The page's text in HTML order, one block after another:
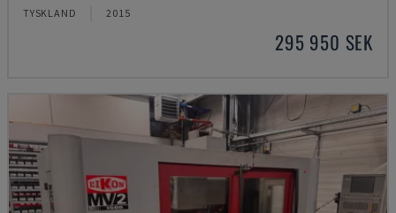
TYSKLAND 2015
295 950 SEK